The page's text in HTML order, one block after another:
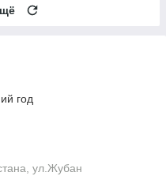
год
ул.Жубан